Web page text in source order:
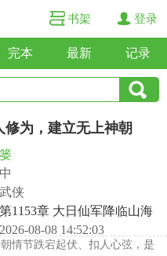
书架 登录
完本 最新 记录
修为，建立无上神朝
侠
第1153章 大日仙军降临山海
08-08 14:52:03
情节跌宕起伏、扣人心弦，是